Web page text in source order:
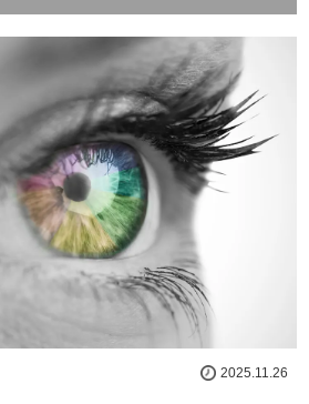
2025.11.26